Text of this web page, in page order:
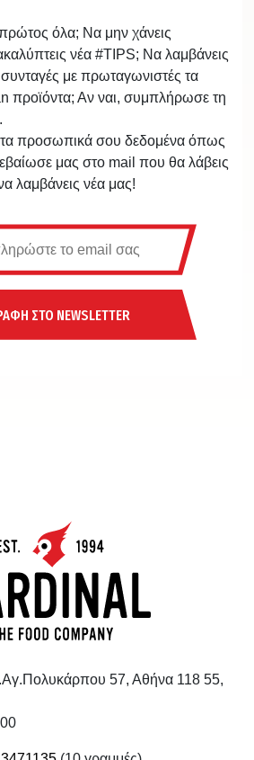
όλα; Να μην χάνεις
νέα #TIPS; Να λαμβάνεις
με πρωταγωνιστές τα
προϊόντα; Αν ναι, συμπλήρωσε τη
προσωπικά σου δεδομένα όπως
μας στο mail που θα λάβεις
λαμβάνεις νέα μας!
ΣΤΟ NEWSLETTER
57, Αθήνα 118 55,